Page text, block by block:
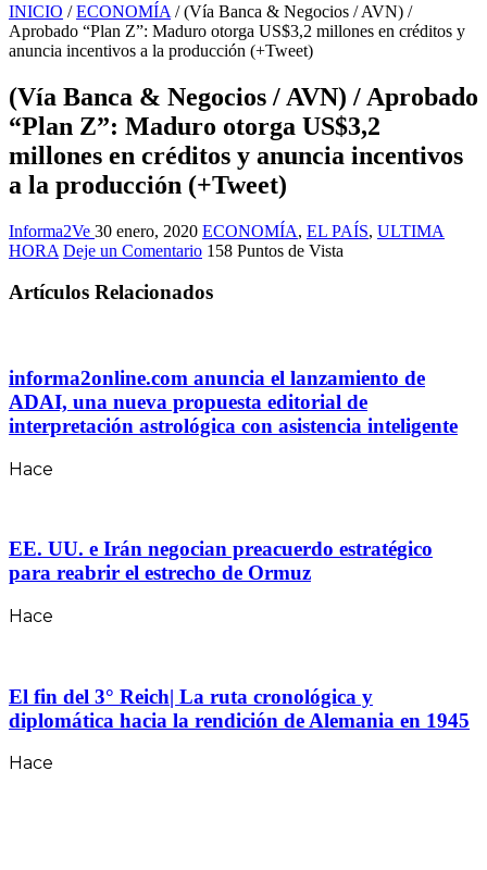
INICIO / ECONOMÍA / (Vía Banca & Negocios / AVN) /
Aprobado “Plan Z”: Maduro otorga US$3,2 millones en créditos y
anuncia incentivos a la producción (+Tweet)
(Vía Banca & Negocios / AVN) / Aprobado
“Plan Z”: Maduro otorga US$3,2
millones en créditos y anuncia incentivos
a la producción (+Tweet)
Informa2Ve 30 enero, 2020 ECONOMÍA, EL PAÍS, ULTIMA
HORA Deje un Comentario 158 Puntos de Vista
Artículos Relacionados
informa2online.com anuncia el lanzamiento de
ADAI, una nueva propuesta editorial de
interpretación astrológica con asistencia inteligente
Hace
EE. UU. e Irán negocian preacuerdo estratégico
para reabrir el estrecho de Ormuz
Hace
El fin del 3° Reich| La ruta cronológica y
diplomática hacia la rendición de Alemania en 1945
Hace